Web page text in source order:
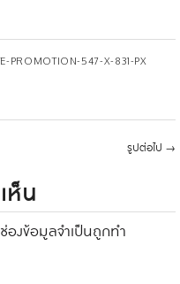
PROMOTION-547-X-831-PX
รูปต่อไป →
ห็น
ช่องข้อมูลจำเป็นถูกทำ